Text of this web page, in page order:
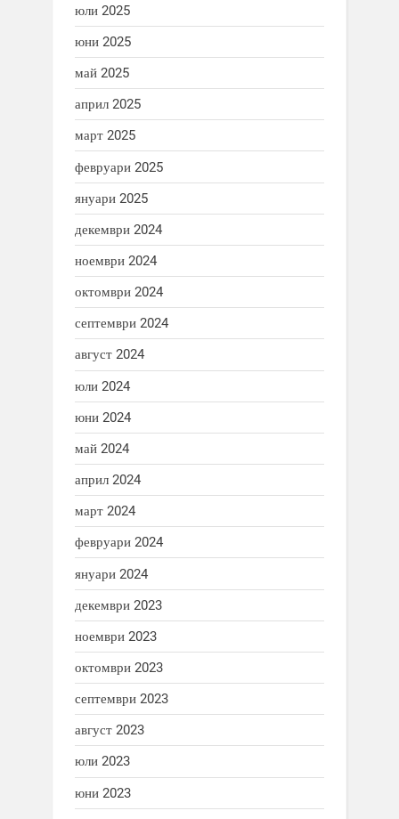
юли 2025
юни 2025
май 2025
април 2025
март 2025
февруари 2025
януари 2025
декември 2024
ноември 2024
октомври 2024
септември 2024
август 2024
юли 2024
юни 2024
май 2024
април 2024
март 2024
февруари 2024
януари 2024
декември 2023
ноември 2023
октомври 2023
септември 2023
август 2023
юли 2023
юни 2023